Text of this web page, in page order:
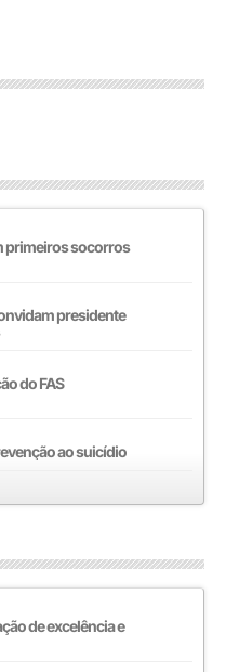
primeiros socorros
presidente
do FAS
ao suicídio
de excelência e